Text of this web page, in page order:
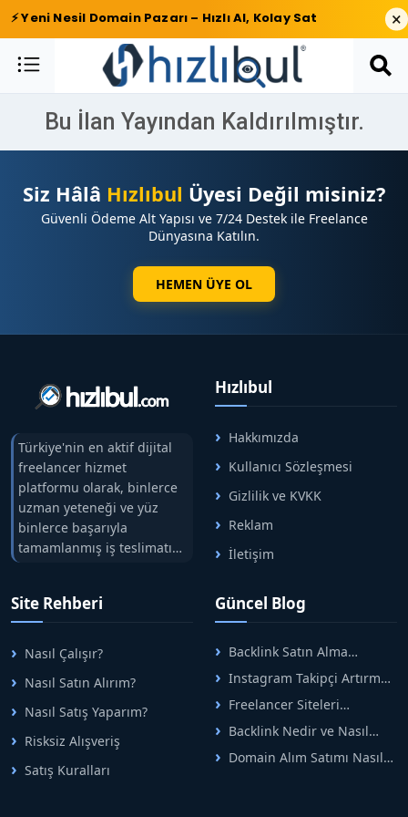
⚡ Yeni Nesil Domain Pazarı – Hızlı Al, Kolay Sat ×
Bu İlan Yayından Kaldırılmıştır.
Siz Hâlâ Hızlıbul Üyesi Değil misiniz?
Güvenli Ödeme Alt Yapısı ve 7/24 Destek ile Freelance
Dünyasına Katılın.
HEMEN ÜYE OL
Türkiye'nin en aktif dijital
freelancer hizmet
platformu olarak, binlerce
uzman yeteneği ve yüz
binlerce başarıyla
tamamlanmış iş teslimatını
tek çatıda buluşturuyoruz.
arasındaki süreci risksiz
alışveriş sistemi ile koruyan
ticaretin güvenli
adreslerinden birisidir.
Hızlıbul
Hakkımızda
Kullanıcı Sözleşmesi
Gizlilik ve KVKK
Reklam
İletişim
Site Rehberi
Nasıl Çalışır?
Nasıl Satın Alırım?
Nasıl Satış Yaparım?
Risksiz Alışveriş
Satış Kuralları
Güncel Blog
Backlink Satın Alma
Rehberi: Güvenli SEO İçin
Doğru Adımlar
Instagram Takipçi Artırma
Yöntemleri: Organik Büyüme
Rehberi
Freelancer Siteleri
Arasında Doğru Seçim Nasıl
Yapılır
Backlink Nedir ve Nasıl
Alınır? Etkili Yöntemler
Domain Alım Satımı Nasıl